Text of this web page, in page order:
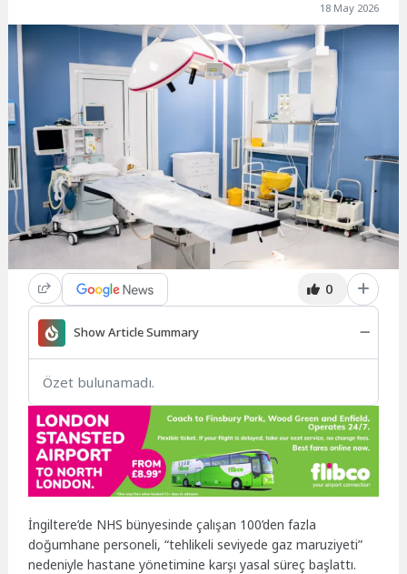
18 May 2026
0
Show Article Summary
Özet bulunamadı.
İngiltere’de NHS bünyesinde çalışan 100’den fazla
doğumhane personeli, “tehlikeli seviyede gaz maruziyeti”
nedeniyle hastane yönetimine karşı yasal süreç başlattı.